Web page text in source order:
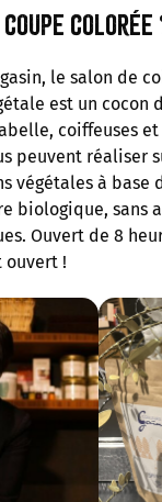
colorée
le salon de
est un cocon
coiffeuses
peuvent réaliser
végétales à base
biologique, sans
Ouvert de 8
ouvert !